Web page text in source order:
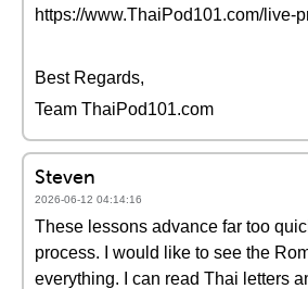
https://www.ThaiPod101.com/live-
Best Regards,
Team ThaiPod101.com
Steven
2026-06-12 04:14:16
These lessons advance far too
process. I would like to see the
everything. I can read Thai letters